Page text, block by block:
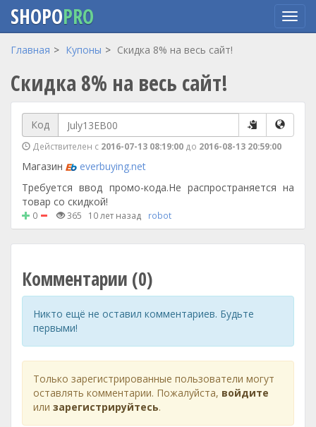
Перейти
основному
содержанию
SHOPOPRO
Главная Купоны Скидка 8% на весь сайт!
Скидка 8% на весь сайт!
Код
Действителен с 2016-07-13 08:19:00 до 2016-08-13 20:59:00
Магазин
everbuying.net
Требуется ввод промо-кода.Не распространяется на
товар со скидкой!
0 365 10 лет назад robot
Комментарии (0)
Никто ещё не оставил комментариев. Будьте
первыми!
Только зарегистрированные пользователи могут
оставлять комментарии. Пожалуйста, войдите
или зарегистрируйтесь.